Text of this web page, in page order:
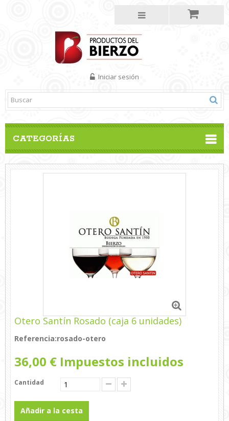
CATEGORÍAS
Iniciar sesión
Otero Santín Rosado (caja 6 unidades)
Referencia:rosado-otero
36,00 € Impuestos incluidos
Cantidad
Añadir a la cesta